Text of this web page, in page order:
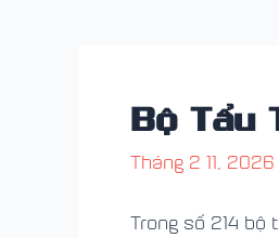
Bộ Tẩu
Tháng 2 11, 2026
Trong số 214